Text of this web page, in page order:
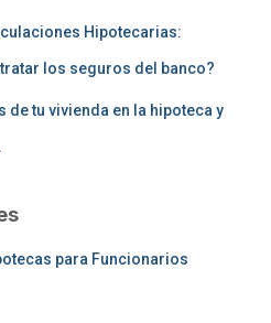
Hipotecarias:
los seguros del banco?
tu vivienda en la hipoteca y
para Funcionarios